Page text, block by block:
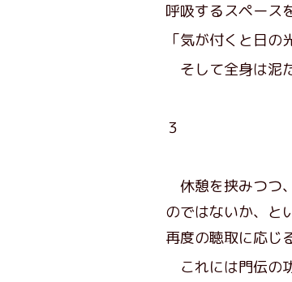
呼吸するスペース
「気が付くと日
そして全身は泥
３
休憩を挟みつつ
のではないか、と
再度の聴取に応じ
これには門伝の